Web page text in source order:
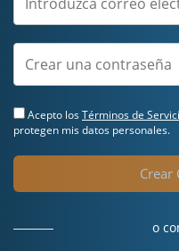
Acepto losTérminos de
protegen mis datos personales.
Crear
o